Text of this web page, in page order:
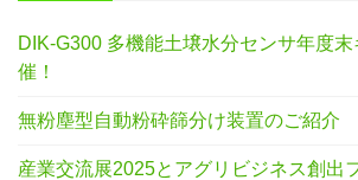
DIK-G300 多機能土壌水分センサ年度
催！
無粉塵型自動粉砕篩分け装置のご紹介
産業交流展2025とアグリビジネス創出